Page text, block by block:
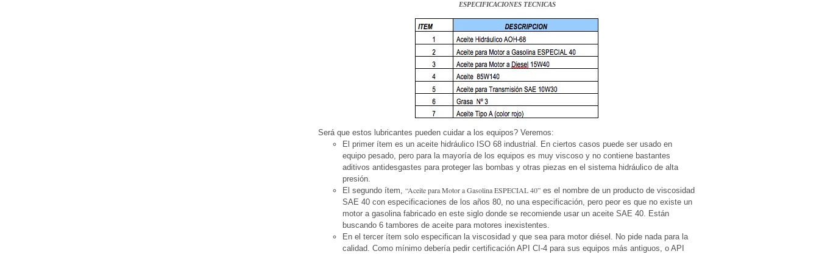
ESPECIFICACIONES TECNICAS
Será que estos lubricantes pueden cuidar a los equipos? Veremos:
El primer ítem es un aceite hidráulico ISO 68 industrial. En ciertos casos puede ser usado en
equipo pesado, pero para la mayoría de los equipos es muy viscoso y no contiene bastantes
aditivos antidesgastes para proteger las bombas y otras piezas en el sistema hidráulico de alta
presión.
El segundo ítem, “Aceite para Motor a Gasolina ESPECIAL 40” es el nombre de un producto de viscosidad
SAE 40 con especificaciones de los años 80, no una especificación, pero peor es que no existe un
motor a gasolina fabricado en este siglo donde se recomiende usar un aceite SAE 40. Están
buscando 6 tambores de aceite para motores inexistentes.
En el tercer ítem solo especifican la viscosidad y que sea para motor diésel. No pide nada para la
calidad. Como mínimo debería pedir certificación API CI-4 para sus equipos más antiguos, o API